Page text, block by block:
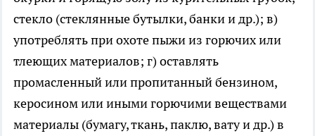
стекло (стеклянные бутылки, банки и др.); в)
употреблять при охоте пыжи из горючих или
тлеющих материалов; г) оставлять
промасленный или пропитанный бензином,
керосином или иными горючими веществами
материалы (бумагу, ткань, паклю, вату и др.) в